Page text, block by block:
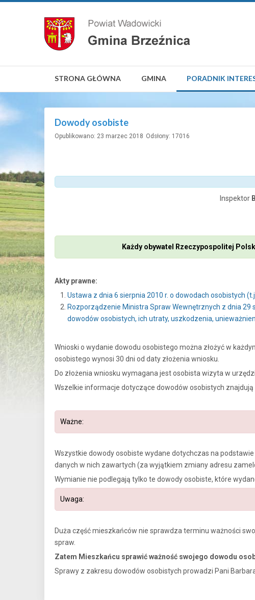
STRONA GŁÓWNA GMINA PORADNIK
Dowody osobiste
Opublikowano: 23 marzec 2018 Odsłony: 17016
Inspektor
Każdy obywatel Rzeczypospolitej
Akty prawne:
Ustawa z dnia 6 sierpnia 2010 r. o dowodach osobistych
Rozporządzenie Ministra Spraw Wewnętrznych z dnia
dowodów osobistych, ich utraty, uszkodzenia,
Wnioski o wydanie dowodu osobistego można złożyć w
osobistego wynosi 30 dni od daty złożenia wniosku.
Do złożenia wniosku wymagana jest osobista wizyta w
Wszelkie informacje dotyczące dowodów osobistych znajdują
Ważne:
Wszystkie dowody osobiste wydane dotychczas na
danych w nich zawartych (za wyjątkiem zmiany adresu
Wymianie nie podlegają tylko te dowody osobiste, które
Uwaga:
Duża część mieszkańców nie sprawdza terminu ważności
spraw.
Zatem Mieszkańcu sprawić ważność swojego dowodu
Sprawy z zakresu dowodów osobistych prowadzi Pani